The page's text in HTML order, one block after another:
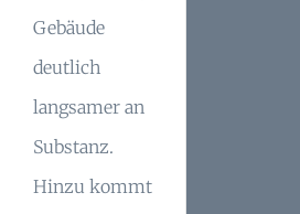
Gebäude
deutlich
langsamer an
Substanz.
Hinzu kommt